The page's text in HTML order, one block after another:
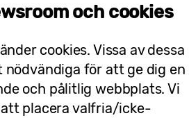
och cookies
cookies. Vissa av dessa
nödvändiga för att ge dig en
och pålitlig webbplats. Vi
att placera valfria/icke-